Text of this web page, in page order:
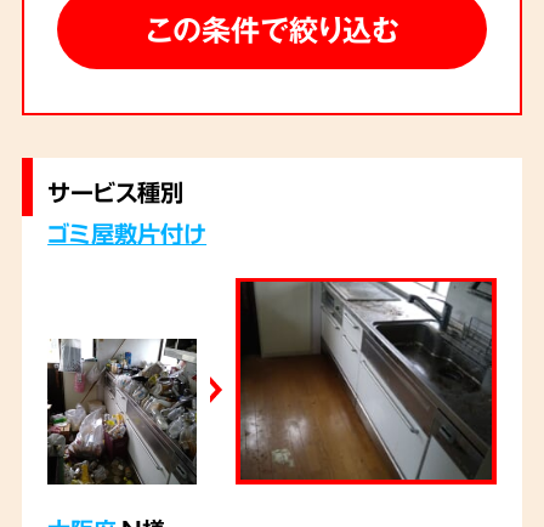
サービス種別
ゴミ屋敷片付け